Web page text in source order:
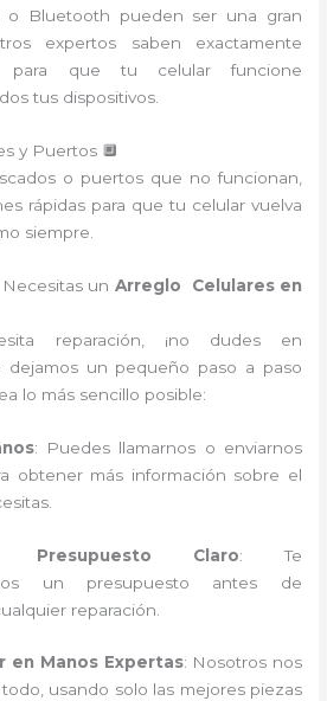
o Bluetooth pueden ser una gran
expertos saben exactamente
para que tu celular funcione
tus dispositivos.
y Puertos 🔲
o puertos que no funcionan,
rápidas para que tu celular vuelva
siempre.
un Arreglo Celulares en
reparación, ¡no dudes en
dejamos un pequeño paso a paso
lo más sencillo posible:
: Puedes llamarnos o enviarnos
obtener más información sobre el
Claro: Te
un presupuesto antes de
reparación.
en Manos Expertas: Nosotros nos
usando solo las mejores piezas